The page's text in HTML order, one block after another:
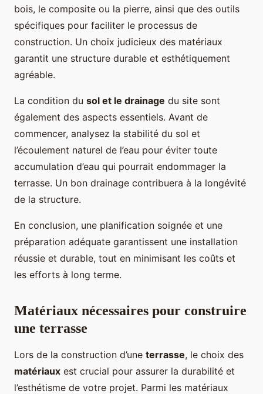
bois, le composite ou la pierre, ainsi que des outils
spécifiques pour faciliter le processus de
construction. Un choix judicieux des matériaux
garantit une structure durable et esthétiquement
agréable.
La condition du sol et le drainage du site sont
également des aspects essentiels. Avant de
commencer, analysez la stabilité du sol et
l’écoulement naturel de l’eau pour éviter toute
accumulation d’eau qui pourrait endommager la
terrasse. Un bon drainage contribuera à la longévité
de la structure.
En conclusion, une planification soignée et une
préparation adéquate garantissent une installation
réussie et durable, tout en minimisant les coûts et
les efforts à long terme.
Matériaux nécessaires pour construire
une terrasse
Lors de la construction d’une terrasse, le choix des
matériaux est crucial pour assurer la durabilité et
l’esthétisme de votre projet. Parmi les matériaux